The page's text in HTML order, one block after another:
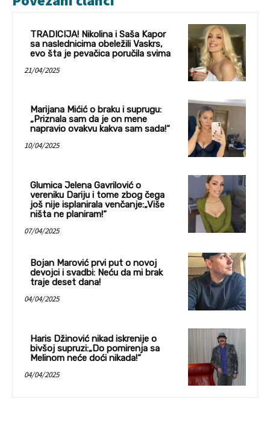
TRADICIJA! Nikolina i Saša Kapor
sa naslednicima obeležili Vaskrs,
evo šta je pevačica poručila svima
21/04/2025
Marijana Mićić o braku i suprugu:
„Priznala sam da je on mene
napravio ovakvu kakva sam sada!“
10/04/2025
Glumica Jelena Gavrilović o
vereniku Dariju i tome zbog čega
još nije isplanirala venčanje:„Više
ništa ne planiram!“
07/04/2025
Bojan Marović prvi put o novoj
devojci i svadbi: Neću da mi brak
traje deset dana!
04/04/2025
Haris Džinović nikad iskrenije o
bivšoj supruzi:„Do pomirenja sa
Melinom neće doći nikada!“
04/04/2025